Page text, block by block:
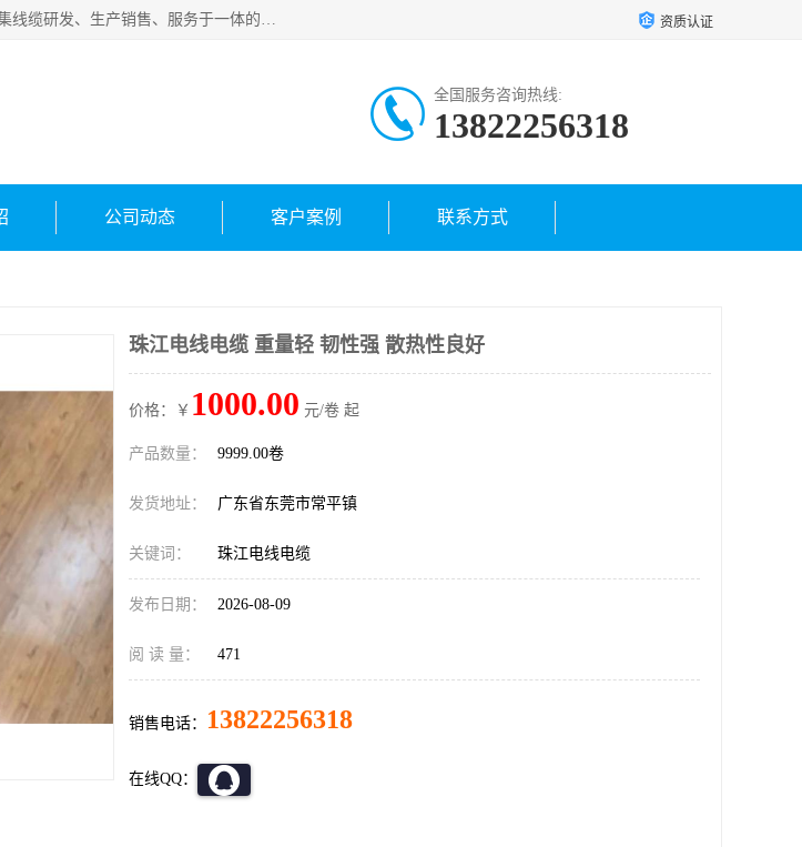
广东广星珠江电缆实业有限公司是一家广东广星珠江电缆厂家主营：广东广星珠江电缆，集线缆研发、生产销售、服务于一体的生产企业。公司自创立以来，确立了“广星珠江电缆，您的一站式采购”的战略发展口号，明确了将广星珠江打造成“线缆产品种类覆盖较广较全、质量较优、服务较好的大型综合性*化生产企业”的发展目标。 资质认证
全国服务咨询热线:
13822256318
公司动态 客户案例 联系方式
珠江电线电缆 重量轻 韧性强 散热性良好
价格：￥ 1000.00 元/卷 起
产品数量： 9999.00卷
发货地址： 广东省东莞市常平镇
关键词： 珠江电线电缆
发布日期： 2026-08-09
阅 读 量： 471
销售电话： 13822256318
在线QQ：